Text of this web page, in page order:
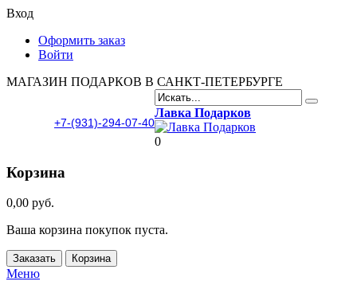
Вход
Оформить заказ
Войти
МАГАЗИН ПОДАРКОВ В САНКТ-ПЕТЕРБУРГЕ
+7-(931)-294-07-40
Лавка Подарков
0
Корзина
0,00 руб.
Ваша корзина покупок пуста.
Заказать Корзина
Меню